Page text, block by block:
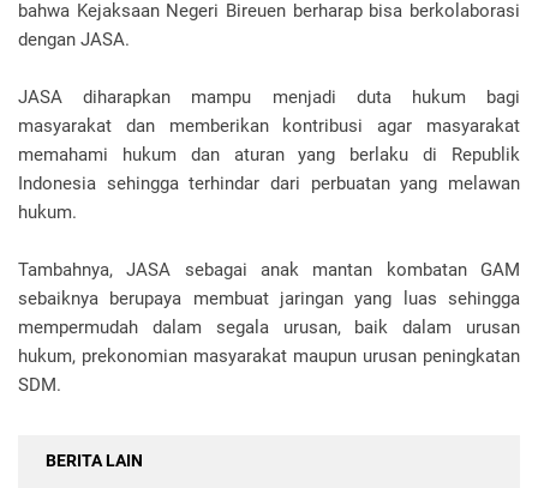
bahwa Kejaksaan Negeri Bireuen berharap bisa berkolaborasi
dengan JASA.
JASA diharapkan mampu menjadi duta hukum bagi
masyarakat dan memberikan kontribusi agar masyarakat
memahami hukum dan aturan yang berlaku di Republik
Indonesia sehingga terhindar dari perbuatan yang melawan
hukum.
Tambahnya, JASA sebagai anak mantan kombatan GAM
sebaiknya berupaya membuat jaringan yang luas sehingga
mempermudah dalam segala urusan, baik dalam urusan
hukum, prekonomian masyarakat maupun urusan peningkatan
SDM.
BERITA LAIN